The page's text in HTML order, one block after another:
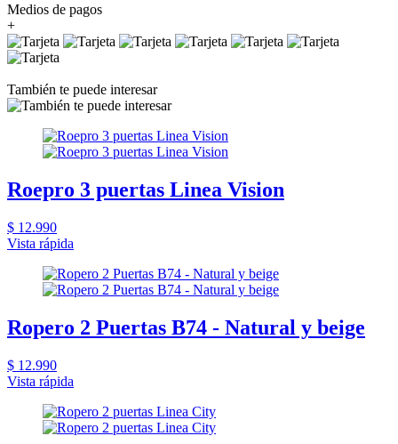
Medios de pagos
+
También te puede interesar
Roepro 3 puertas Linea Vision
$ 12.990
Vista rápida
Ropero 2 Puertas B74 - Natural y beige
$ 12.990
Vista rápida